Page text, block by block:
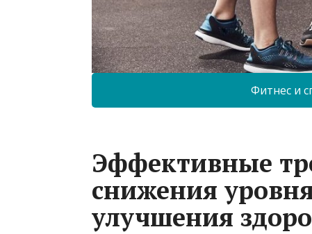
Фитнес и
Эффективные
снижения
улучшения